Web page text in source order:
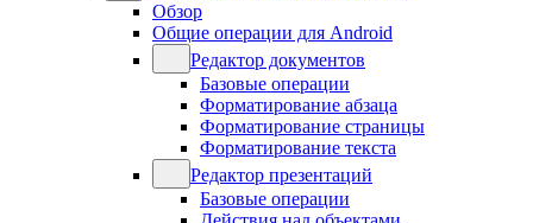
Обзор
Общие операции для Android
Редактор документов
Базовые операции
Форматирование абзаца
Форматирование страницы
Форматирование текста
Редактор презентаций
Базовые операции